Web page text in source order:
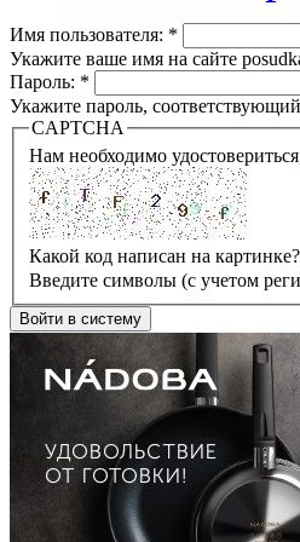
Имя пользователя: *
Укажите ваше имя на сайте
Пароль: *
Укажите пароль,
CAPTCHA
Нам необходимо
Какой код написан на
Введите символы (с учетом